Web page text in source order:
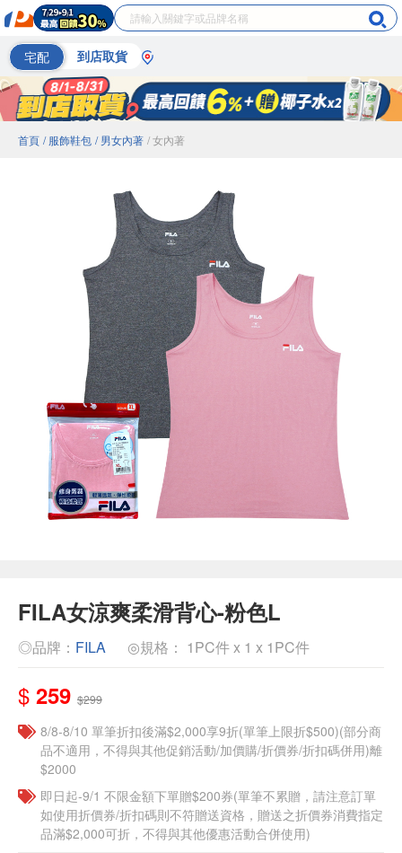
宅配 到店取貨
首頁 / 服飾鞋包 / 男女內著 / 女內著
FILA女涼爽柔滑背心-粉色L
◎品牌： FILA ◎規格： 1PC件 x 1 x 1PC件
$ 259 $299
8/8-8/10 單筆折扣後滿$2,000享9折(單筆上限折$500)(部分商
品不適用，不得與其他促銷活動/加價購/折價券/折扣碼併用)離
$2000
即日起-9/1 不限金額下單贈$200券(單筆不累贈，請注意訂單
如使用折價券/折扣碼則不符贈送資格，贈送之折價券消費指定
品滿$2,000可折，不得與其他優惠活動合併使用)